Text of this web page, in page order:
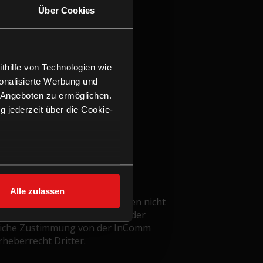
Über Cookies
von Technologien wie
Werbung und
zu ermöglichen.
jederzeit über die Cookie-
sein können
anbieten zu können
Alle zulassen
dem Urheberrecht und dürfen nicht
verbreitet, verändert oder
Zustimmung von der InComm
Dritter.